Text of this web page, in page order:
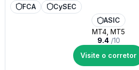
FCA
CySEC
ASIC
MT4, MT5
9.4/10
Visite o corretor